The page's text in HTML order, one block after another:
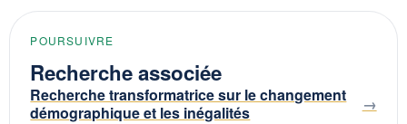
POURSUIVRE
Recherche associée
Recherche transformatrice sur le changement
démographique et les inégalités